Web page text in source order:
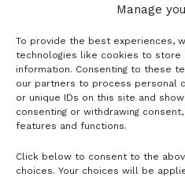
Manage
To provide the best experiences,
technologies like cookies to store
information. Consenting to these
our partners to process personal
or unique IDs on this site and
consenting or withdrawing
features and functions.
Click below to consent to the
choices. Your choices will be
Dunaföldváron
LOAD
- H I R D E